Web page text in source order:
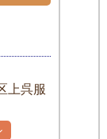
上呉服